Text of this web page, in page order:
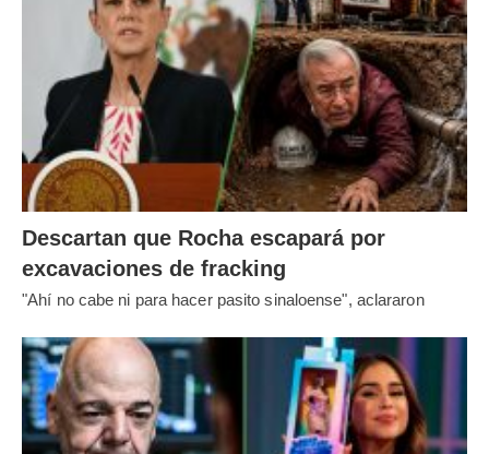
Descartan que Rocha escapará por
excavaciones de fracking
"Ahí no cabe ni para hacer pasito sinaloense", aclararon